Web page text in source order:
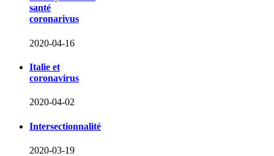
santé
coronarivus
2020-04-16
Italie et
coronavirus
2020-04-02
Intersectionnalité
2020-03-19